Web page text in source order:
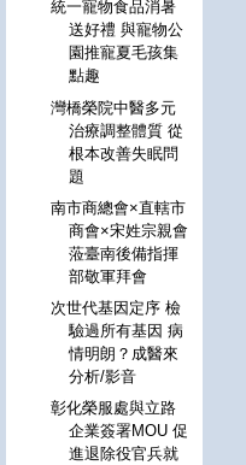
統一寵物食品消暑
送好禮 與寵物公
園推寵夏毛孩集
點趣
灣橋榮院中醫多元
治療調整體質 從
根本改善失眠問
題
南市商總會×直轄市
商會×宋姓宗親會
蒞臺南後備指揮
部敬軍拜會
次世代基因定序 檢
驗過所有基因 病
情明朗？成醫來
分析/影音
彰化榮服處與立路
企業簽署MOU 促
進退除役官兵就